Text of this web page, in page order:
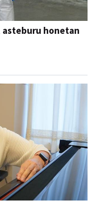
asteburu honetan